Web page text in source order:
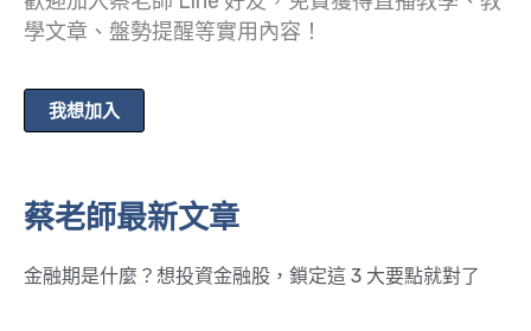
學文章、盤勢提醒等實用內容！
我想加入
蔡老師最新文章
金融期是什麼？想投資金融股，鎖定這 3 大要點就對了